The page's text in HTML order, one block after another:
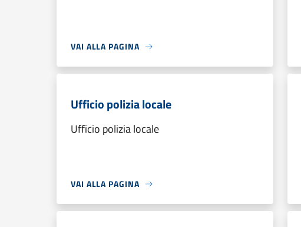
VAI ALLA PAGINA
Ufficio polizia locale
Ufficio polizia locale
VAI ALLA PAGINA